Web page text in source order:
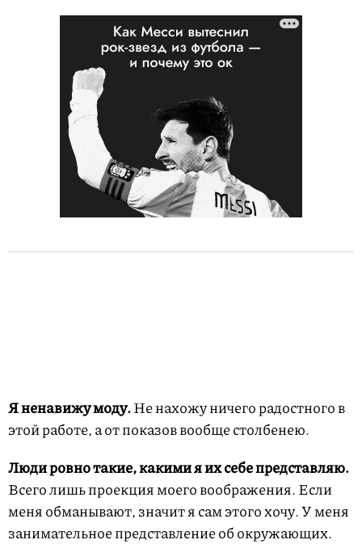
Я ненавижу моду.Не нахожу ничего радостного в
этой работе, а от показов вообще столбенею.
Люди ровно такие, какими я их себе представляю.
Всего лишь проекция моего воображения. Если
меня обманывают, значит я сам этого хочу. У меня
занимательное представление об окружающих.